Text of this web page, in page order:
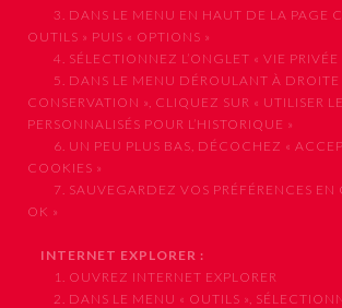
3. DANS LE MENU EN HAUT DE LA PAGE
OUTILS » PUIS « OPTIONS »
4. SÉLECTIONNEZ L’ONGLET « VIE PRIVÉE
5. DANS LE MENU DÉROULANT À DROITE
CONSERVATION », CLIQUEZ SUR « UTILISER
PERSONNALISÉS POUR L’HISTORIQUE »
6. UN PEU PLUS BAS, DÉCOCHEZ «
COOKIES »
7. SAUVEGARDEZ VOS PRÉFÉRENCES EN
OK »
INTERNET EXPLORER :
1. OUVREZ INTERNET EXPLORER
2. DANS LE MENU « OUTILS »,